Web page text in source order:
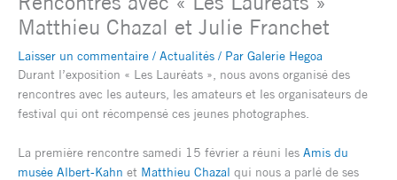
Matthieu Chazal et Julie Franchet
Laisser un commentaire / Actualités / Par Galerie Hegoa
Durant l’exposition « Les Lauréats », nous avons organisé des
rencontres avec les auteurs, les amateurs et les organisateurs de
festival qui ont récompensé ces jeunes photographes.
La première rencontre samedi 15 février a réuni les Amis du
musée Albert-Kahn et Matthieu Chazal qui nous a parlé de ses